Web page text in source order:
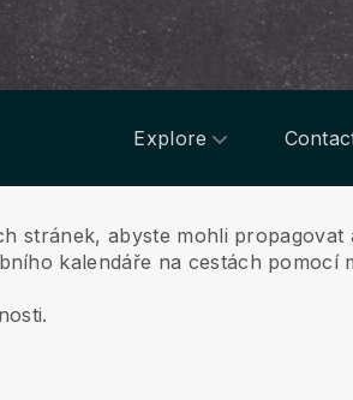
Explore
stránek, abyste mohli propagovat
kalendáře na cestách pomocí